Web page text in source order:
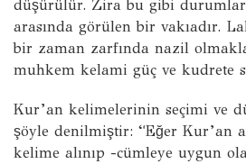
düşürülür. Zira bu gibi
arasında görülen bir vakıadır.
bir zaman zarfında nazil
muhkem kelami güç ve kudrete
Kur’an kelimelerinin seçimi ve
şöyle denilmiştir: “Eğer Kur’an
kelime alınıp -cümleye uygun